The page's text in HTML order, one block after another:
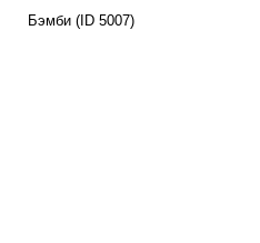
Бэмби (ID 5007)